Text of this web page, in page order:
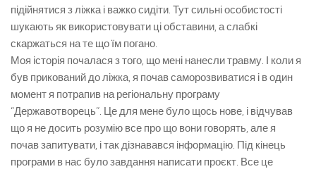
підійнятися з ліжка і важко сидіти. Тут сильні особистості
шукають як використовувати ці обставини, а слабкі
скаржаться на те що їм погано.
Моя історія почалася з того, що мені нанесли травму. І коли я
був прикований до ліжка, я почав саморозвиватися і в один
момент я потрапив на регіональну програму
“Державотворець”. Це для мене було щось нове, і відчував
що я не досить розумію все про що вони говорять, але я
почав запитувати, і так дізнавався інформацію. Під кінець
програми в нас було завдання написати проєкт. Все це